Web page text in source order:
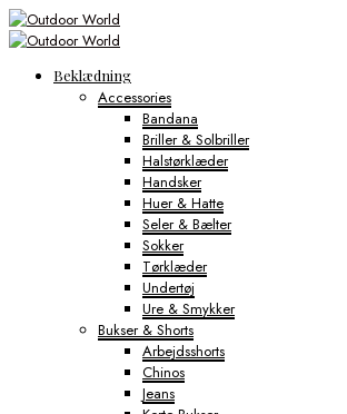
Beklædning
Accessories
Bandana
Briller & Solbriller
Halstørklæder
Handsker
Huer & Hatte
Seler & Bælter
Sokker
Tørklæder
Undertøj
Ure & Smykker
Bukser & Shorts
Arbejdsshorts
Chinos
Jeans